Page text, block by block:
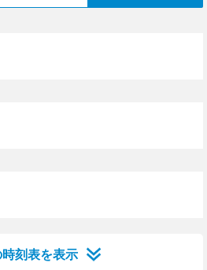
刻表を表示